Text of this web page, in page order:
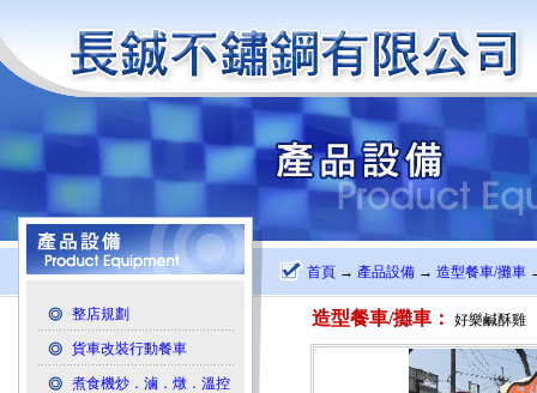
整店規劃
貨車改裝行動餐車
煮食機炒．滷．燉．溫控
首頁 → 產品設備 → 造型餐車/攤車
造型餐車/攤車： 好樂鹹酥雞